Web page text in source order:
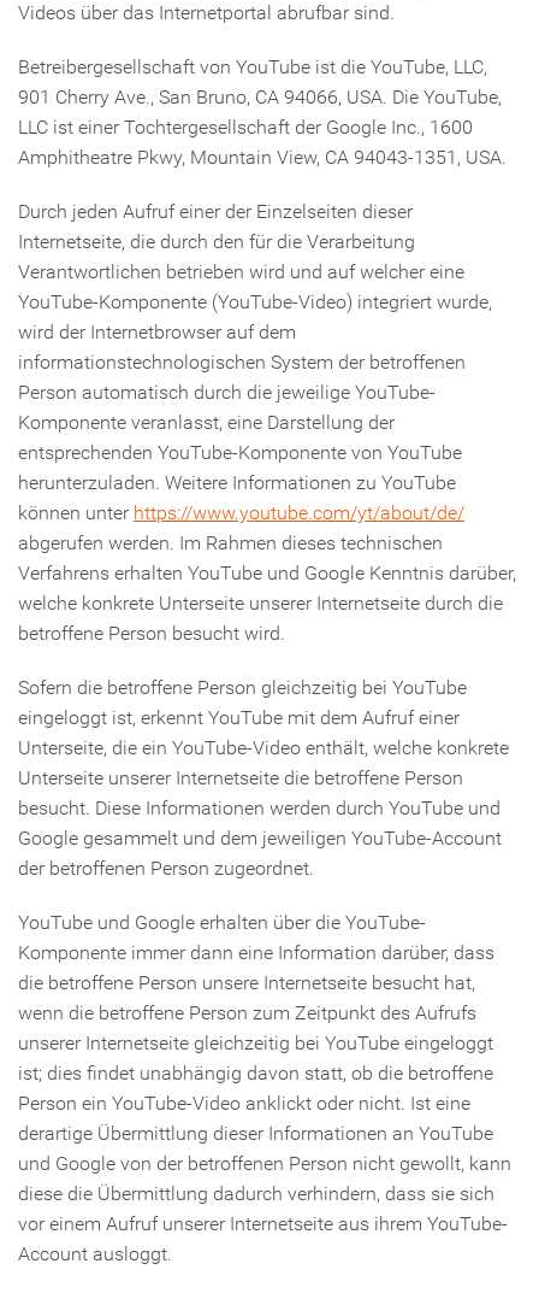
Videos über das Internetportal abrufbar sind.
Betreibergesellschaft von YouTube ist die YouTube, LLC,
901 Cherry Ave., San Bruno, CA 94066, USA. Die YouTube,
LLC ist einer Tochtergesellschaft der Google Inc., 1600
Amphitheatre Pkwy, Mountain View, CA 94043-1351, USA.
Durch jeden Aufruf einer der Einzelseiten dieser
Internetseite, die durch den für die Verarbeitung
Verantwortlichen betrieben wird und auf welcher eine
YouTube-Komponente (YouTube-Video) integriert wurde,
wird der Internetbrowser auf dem
informationstechnologischen System der betroffenen
Person automatisch durch die jeweilige YouTube-
Komponente veranlasst, eine Darstellung der
entsprechenden YouTube-Komponente von YouTube
herunterzuladen. Weitere Informationen zu YouTube
können unter https://www.youtube.com/yt/about/de/
abgerufen werden. Im Rahmen dieses technischen
Verfahrens erhalten YouTube und Google Kenntnis darüber,
welche konkrete Unterseite unserer Internetseite durch die
betroffene Person besucht wird.
Sofern die betroffene Person gleichzeitig bei YouTube
eingeloggt ist, erkennt YouTube mit dem Aufruf einer
Unterseite, die ein YouTube-Video enthält, welche konkrete
Unterseite unserer Internetseite die betroffene Person
besucht. Diese Informationen werden durch YouTube und
Google gesammelt und dem jeweiligen YouTube-Account
der betroffenen Person zugeordnet.
YouTube und Google erhalten über die YouTube-
Komponente immer dann eine Information darüber, dass
die betroffene Person unsere Internetseite besucht hat,
wenn die betroffene Person zum Zeitpunkt des Aufrufs
unserer Internetseite gleichzeitig bei YouTube eingeloggt
ist; dies findet unabhängig davon statt, ob die betroffene
Person ein YouTube-Video anklickt oder nicht. Ist eine
derartige Übermittlung dieser Informationen an YouTube
und Google von der betroffenen Person nicht gewollt, kann
diese die Übermittlung dadurch verhindern, dass sie sich
vor einem Aufruf unserer Internetseite aus ihrem YouTube-
Account ausloggt.